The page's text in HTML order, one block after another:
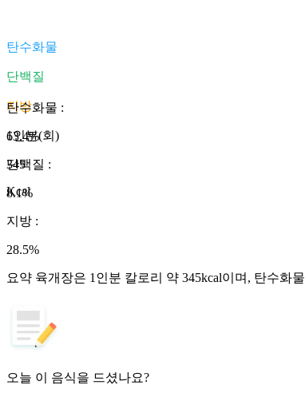
탄수화물
단백질
지방
1인분(회)
345
Kcal
탄수화물 :
63.4%
단백질 :
8.1%
지방 :
28.5%
요약 육개장은 1인분 칼로리 약 345kcal이며, 탄수화
오늘 이 음식을 드셨나요?